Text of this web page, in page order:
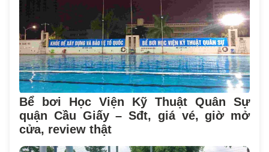
Bể bơi Học Viện Kỹ Thuật Quân Sự
quận Cầu Giấy – Sđt, giá vé, giờ mở
cửa, review thật